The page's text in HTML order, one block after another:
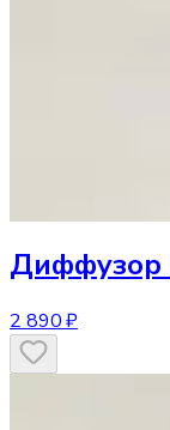
Диффузор
2 890 ₽